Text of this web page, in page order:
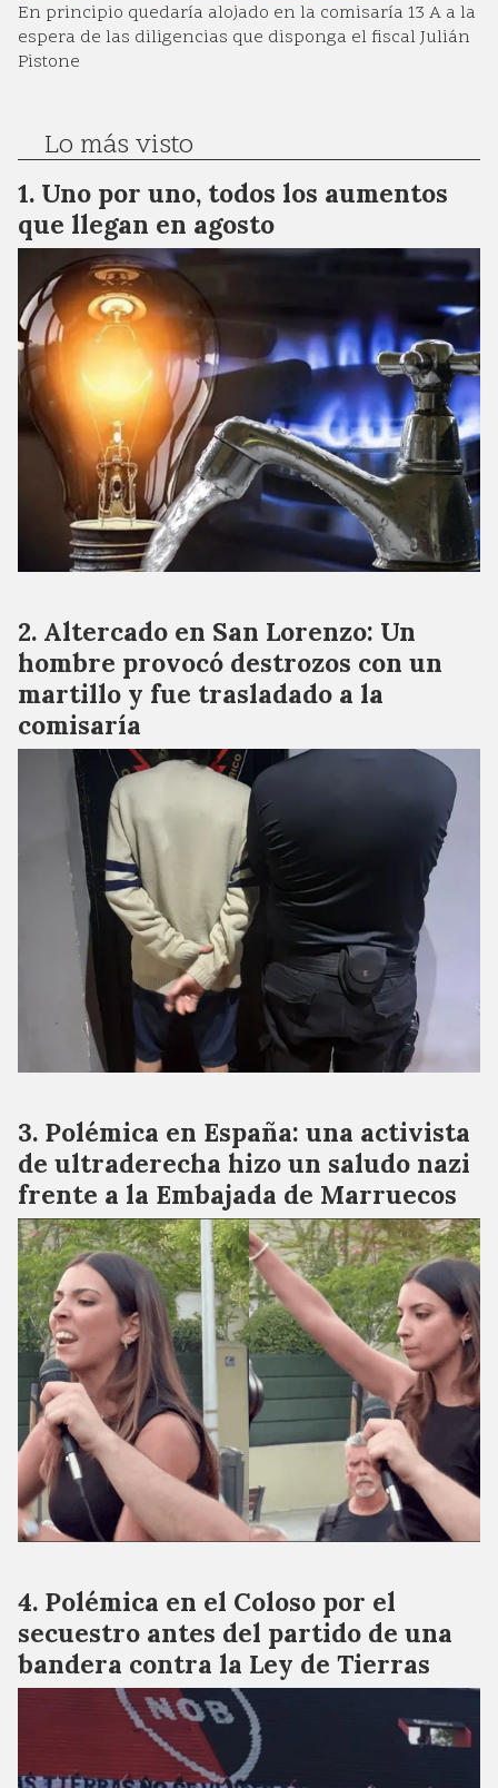
En principio quedaría alojado en la comisaría 13 A a la
espera de las diligencias que disponga el fiscal Julián
Pistone
Lo más visto
Uno por uno, todos los aumentos
que llegan en agosto
Altercado en San Lorenzo: Un
hombre provocó destrozos con un
martillo y fue trasladado a la
comisaría
Polémica en España: una activista
de ultraderecha hizo un saludo nazi
frente a la Embajada de Marruecos
Polémica en el Coloso por el
secuestro antes del partido de una
bandera contra la Ley de Tierras